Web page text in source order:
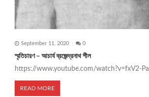
September 11, 2020 0
স্মৃতিচারণ – আচার্য ব্রজেন্দ্রনাথ শীল
https://www.youtube.com/watch?v=fxV2-
READ MORE